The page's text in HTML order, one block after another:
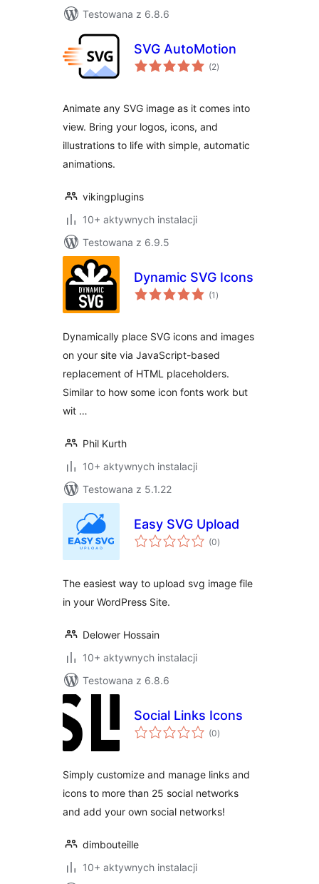
Testowana z 6.8.6
SVG AutoMotion
(2wszystkich
ocen
)
Animate any SVG image as it comes into
view. Bring your logos, icons, and
illustrations to life with simple, automatic
animations.
vikingplugins
10+ aktywnych instalacji
Testowana z 6.9.5
Dynamic SVG Icons
(1 wszystkich
ocen
)
Dynamically place SVG icons and images
on your site via JavaScript-based
replacement of HTML placeholders.
Similar to how some icon fonts work but
wit …
Phil Kurth
10+ aktywnych instalacji
Testowana z 5.1.22
Easy SVG Upload
(0wszystkich
ocen
)
The easiest way to upload svg image file
in your WordPress Site.
Delower Hossain
10+ aktywnych instalacji
Testowana z 6.8.6
Social Links Icons
(0wszystkich
ocen
)
Simply customize and manage links and
icons to more than 25 social networks
and add your own social networks!
dimbouteille
10+ aktywnych instalacji